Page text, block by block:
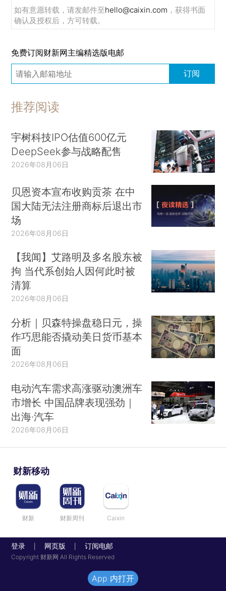
如有意愿转载，请发邮件至hello@caixin.com ，获得书面
确认及授权后，方可转载。
免费订阅财新网主编精选版电邮
订阅
推荐阅读
宇树科技IPO估值600亿元
DeepSeek参与战略配售
2026年08月06日
贝恩资本宣布收购贡茶 在中
国大陆无法注册商标后退出市
场
2026年08月06日
【我闻】艾路明及多名股东被
拘 当代系创始人因何此时被
清算
2026年08月06日
分析｜贝森特操盘稳日元，操
作巧思能否撬动美日货币基本
面
2026年08月06日
电动汽车需求高涨驱动澳洲车
市增长 中国品牌表现强劲｜
出海·汽车
2026年08月06日
财新移动
财新 财新周刊 Caixin
登录 网页版 订阅电邮
Copyright 财新网 All Rights Reserved
App 内打开